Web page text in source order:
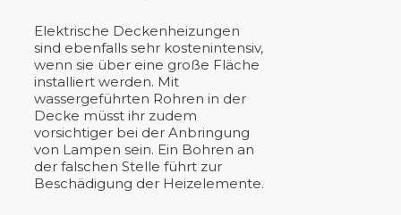
Elektrische Deckenheizungen
sind ebenfalls sehr kostenintensiv,
wenn sie über eine große Fläche
installiert werden. Mit
wassergeführten Rohren in der
Decke müsst ihr zudem
vorsichtiger bei der Anbringung
von Lampen sein. Ein Bohren an
der falschen Stelle führt zur
Beschädigung der Heizelemente.